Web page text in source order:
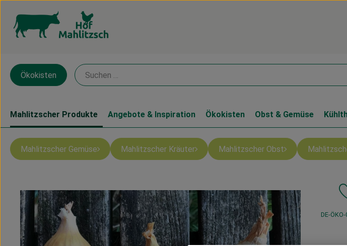
Ökokisten
Mahlitzscher Produkte Angebote & Inspiration Ökokisten Obst & Gemüse
Mahlitzscher Gemüse Mahlitzscher Kräuter Mahlitzscher Obst
,DE-